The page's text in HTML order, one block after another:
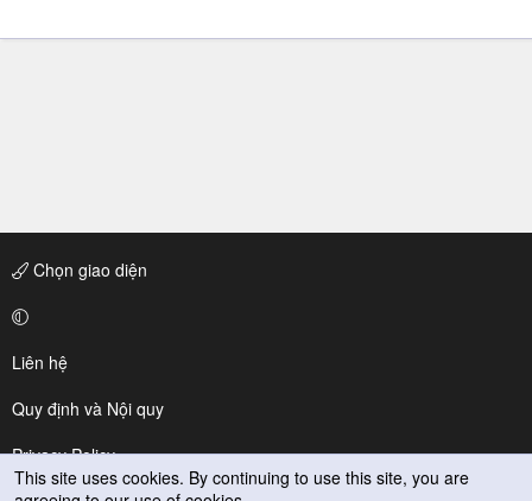
Chọn giao diện
Liên hệ
Quy định và Nội quy
Privacy Policy
This site uses cookies. By continuing to use this site, you are